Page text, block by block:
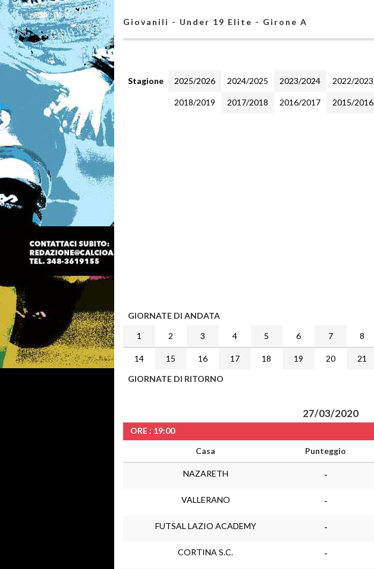
Giovanili - Under 19 Elite - Girone A
Stagione 2025/2026 2024/2025 2023/2024 2022/2023
2018/2019 2017/2018 2016/2017 2015/2016
GIORNATE DI ANDATA
1
2 3 4 5 6 7 8
14 15 16 17 18 19 20 21
GIORNATE DI RITORNO
27/03/2020
ORE : 19:00
Casa
Punteggio
NAZARETH -
VALLERANO -
FUTSAL LAZIO ACADEMY -
CORTINA S.C. -